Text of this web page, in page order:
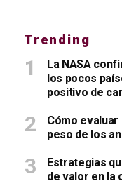
Trending
La NASA
los pocos
positivo de
Cómo
peso de los
Estrategias
de valor en la